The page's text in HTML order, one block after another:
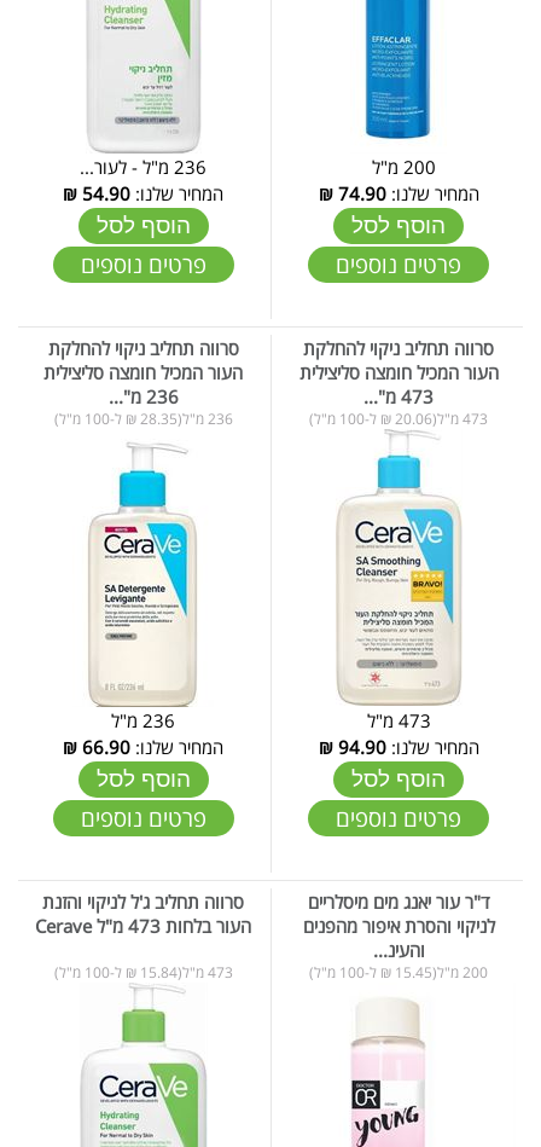
200 מ"ל
המחיר שלנו:74.90
₪
הוסף לסל
פרטים נוספים
236 מ"ל - לעור...
המחיר שלנו: 54.90
₪
הוסף לסל
פרטים נוספים
סרווה תחליב ניקוי להחלקת
העור המכיל חומצה סליצילית
473 מ"...
473 מ"ל(20.06 ₪ ל-100 מ"ל)
473 מ"ל
המחיר שלנו:94.90
₪
הוסף לסל
פרטים נוספים
סרווה תחליב ניקוי להחלקת
העור המכיל חומצה סליצילית
236 מ"...
236 מ"ל(28.35 ₪ ל-100 מ"ל)
236 מ"ל
המחיר שלנו: 66.90
₪
הוסף לסל
פרטים נוספים
ד"ר עור יאנג מים מיסלריים
לניקוי והסרת איפור מהפנים
והעינ...
200 מ"ל(15.45 ₪ ל-100 מ"ל)
סרווה תחליב ג'ל לניקוי והזנת
העור בלחות 473 מ"ל Cerave
473 מ"ל(15.84 ₪ ל-100 מ"ל)